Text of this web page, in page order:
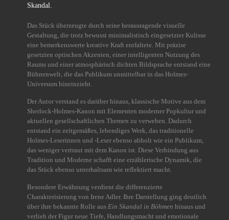
Skandal.
Das Stück überzeugte durch seine herausragende visuelle
Gestaltung, die trotz bewusst minimalistisch eingesetzter Kulisse
eine bemerkenswerte kreative Kraft entfaltete. Mit präzise
gesetzten optischen Akzenten, einer intelligenten Nutzung des
Raums und einer atmosphärisch dichten Bildsprache entstand eine
Bühnenwelt, die das Publikum unmittelbar in das Holmes-
Universum hineinzieht.
Der Autor verstand es darüber hinaus, klassische Motive aus dem
Sherlock-Holmes-Kanon mit Elementen moderner Popkultur und
aktuellen gesellschaftlichen Themen zu verweben. Dadurch
entstand ein zeitgemäßes, lebendiges Werk, das traditionelle
Holmes-Leserinnen und -Leser ebenso abholt wie ein Publikum,
das weniger vertraut mit dem Kanon ist. Diese Verbindung aus
Tradition und Moderne schafft eine erzählerische Dynamik, die
das Stück ebenso unterhaltsam wie reflektiert macht.
Besondere Erwähnung verdient die differenzierte
Charakterisierung von Irene Adler. Ihre Darstellung ging deutlich
über ihre bekannte Rolle aus Ein Skandal in Böhmen hinaus und
verlieh der Figur neue Tiefe, Handlungsmacht und emotionale